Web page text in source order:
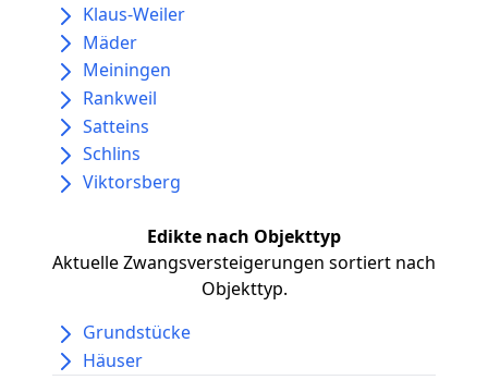
Klaus-Weiler
Mäder
Meiningen
Rankweil
Satteins
Schlins
Viktorsberg
Edikte nach Objekttyp
Aktuelle Zwangsversteigerungen sortiert nach
Objekttyp.
Grundstücke
Häuser